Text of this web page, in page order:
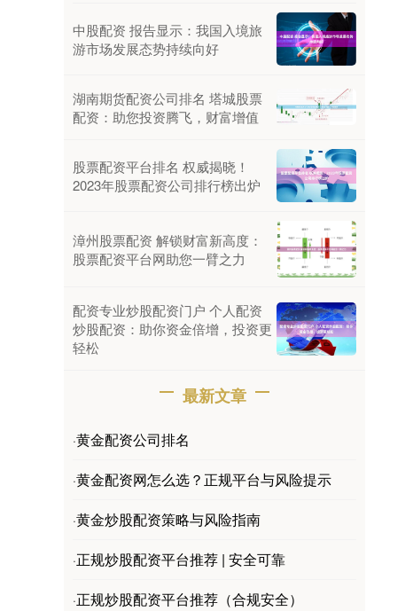
中股配资 报告显示：我国入境旅
游市场发展态势持续向好
湖南期货配资公司排名 塔城股票
配资：助您投资腾飞，财富增值
股票配资平台排名 权威揭晓！
2023年股票配资公司排行榜出炉
漳州股票配资 解锁财富新高度：
股票配资平台网助您一臂之力
配资专业炒股配资门户 个人配资
炒股配资：助你资金倍增，投资更
轻松
最新文章
·黄金配资公司排名
·黄金配资网怎么选？正规平台与风险提示
·黄金炒股配资策略与风险指南
·正规炒股配资平台推荐 | 安全可靠
·正规炒股配资平台推荐（合规安全）